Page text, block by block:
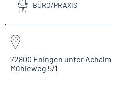
BÜRO/PRAXIS
72800 Eningen unter Achalm
Mühleweg 5/1